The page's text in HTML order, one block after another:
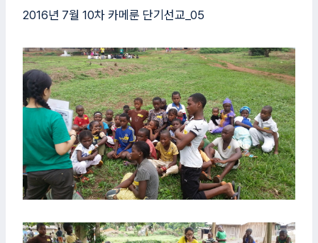
2016년 7월 10차 카메룬 단기선교_05